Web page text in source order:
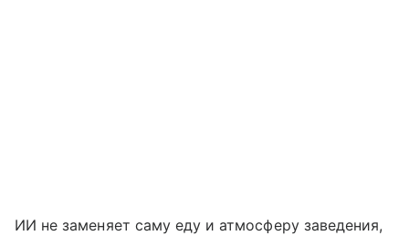
ИИ не заменяет саму еду и атмосферу заведения,